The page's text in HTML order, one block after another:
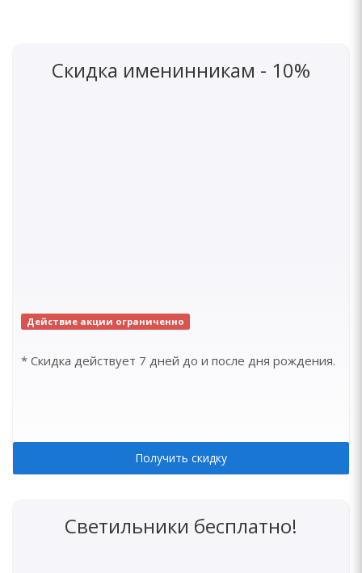
Скидка именинникам - 10%
Действие акции ограниченно
* Скидка действует 7 дней до и после дня рождения.
Получить скидку
Светильники бесплатно!